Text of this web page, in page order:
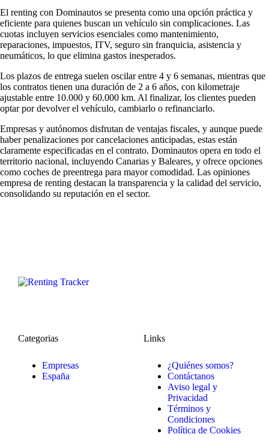
El renting con Dominautos se presenta como una opción práctica y
eficiente para quienes buscan un vehículo sin complicaciones. Las
cuotas incluyen servicios esenciales como mantenimiento,
reparaciones, impuestos, ITV, seguro sin franquicia, asistencia y
neumáticos, lo que elimina gastos inesperados.
Los plazos de entrega suelen oscilar entre 4 y 6 semanas, mientras que
los contratos tienen una duración de 2 a 6 años, con kilometraje
ajustable entre 10.000 y 60.000 km. Al finalizar, los clientes pueden
optar por devolver el vehículo, cambiarlo o refinanciarlo.
Empresas y autónomos disfrutan de ventajas fiscales, y aunque puede
haber penalizaciones por cancelaciones anticipadas, estas están
claramente especificadas en el contrato. Dominautos opera en todo el
territorio nacional, incluyendo Canarias y Baleares, y ofrece opciones
como coches de preentrega para mayor comodidad. Las opiniones
empresa de renting destacan la transparencia y la calidad del servicio,
consolidando su reputación en el sector.
Categorias
Empresas
España
Links
¿Quiénes somos?
Contáctanos
Aviso legal y
Privacidad
Términos y
Condiciones
Política de Cookies